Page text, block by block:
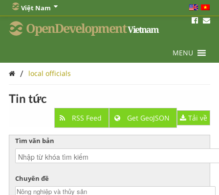
Việt Nam
OpenDevelopmentVietnam
MENU
/ local officials
Tin tức
RSS Feed Get GeoJSON Tải về
Tìm văn bản
Chuyên đề